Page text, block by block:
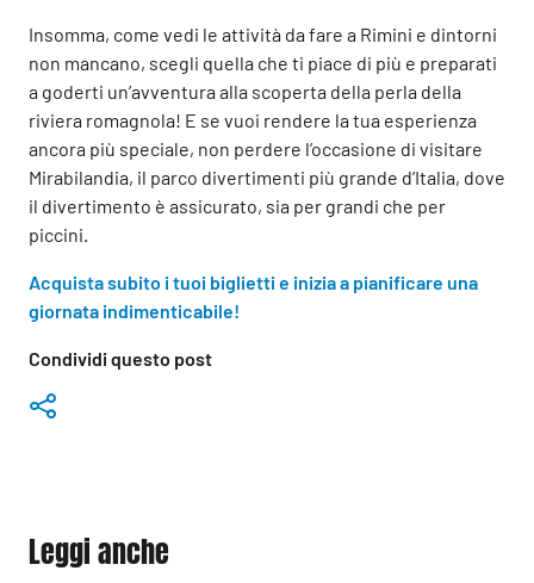
Condividi questo post
Insomma, come vedi le attività da fare a Rimini e dintorni
non mancano, scegli quella che ti piace di più e preparati
a goderti un’avventura alla scoperta della perla della
riviera romagnola! E se vuoi rendere la tua esperienza
ancora più speciale, non perdere l’occasione di visitare
Mirabilandia, il parco divertimenti più grande d’Italia, dove
il divertimento è assicurato, sia per grandi che per
piccini.
Acquista subito i tuoi biglietti e inizia a pianificare una
giornata indimenticabile!
Leggi anche